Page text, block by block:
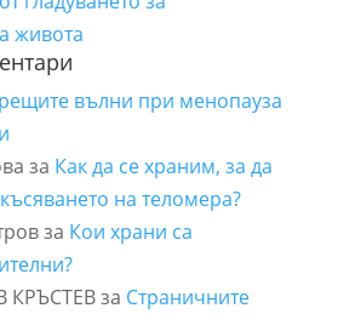
живота
вълни при менопауза
за Как да се храним, за да
на теломера?
за Кои храни са
КРЪСТЕВза Страничните